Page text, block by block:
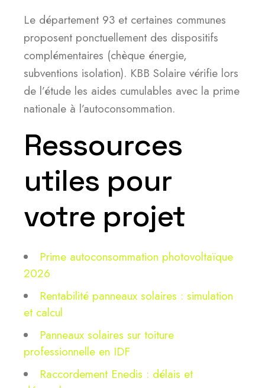
Le département 93 et certaines communes
proposent ponctuellement des dispositifs
complémentaires (chèque énergie,
subventions isolation). KBB Solaire vérifie lors
de l’étude les aides cumulables avec la prime
nationale à l’autoconsommation.
Ressources
utiles pour
votre projet
Prime autoconsommation photovoltaïque
2026
Rentabilité panneaux solaires : simulation
et calcul
Panneaux solaires sur toiture
professionnelle en IDF
Raccordement Enedis : délais et